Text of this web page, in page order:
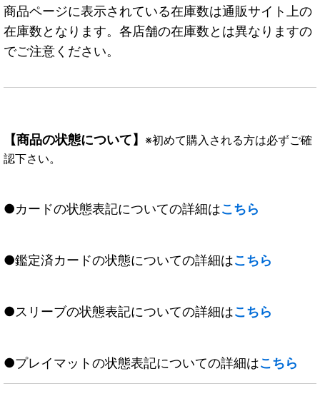
商品ページに表示されている在庫数は通販サイト上の
在庫数となります。各店舗の在庫数とは異なりますの
でご注意ください。
【商品の状態について】 ※初めて購入される方は必ずご確
認下さい。
●カードの状態表記についての詳細はこちら
●鑑定済カードの状態についての詳細はこちら
●スリーブの状態表記についての詳細はこちら
●プレイマットの状態表記についての詳細はこちら